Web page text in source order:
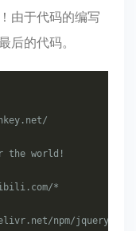
由于代码的编写
后的代码。
the world!
*
npm/